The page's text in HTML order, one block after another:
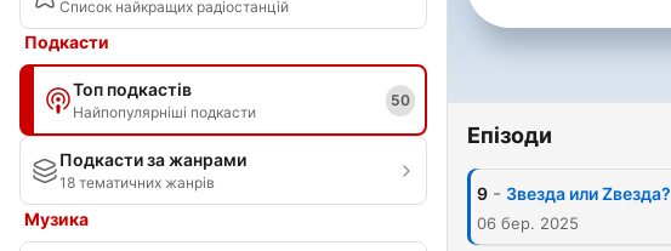
Список найкращих радіостанцій
Подкасти
Топ подкастів
Найпопулярніші подкасти
50
Подкасти за жанрами
18 тематичних жанрів
Музика
Епізоди
9 - Звезда или Zвезда?
06 бер. 2025